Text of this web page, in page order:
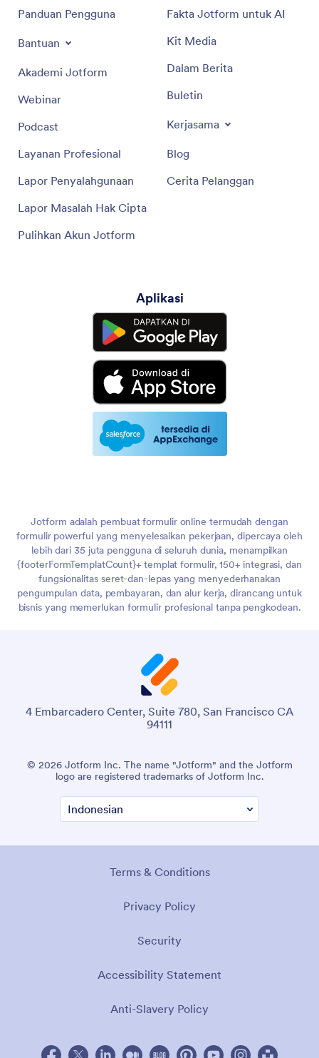
Panduan Pengguna
Bantuan
Akademi Jotform
Webinar
Podcast
Layanan Profesional
Lapor Penyalahgunaan
Lapor Masalah Hak Cipta
Pulihkan Akun Jotform
Fakta Jotform untuk AI
Kit Media
Dalam Berita
Buletin
Kerjasama
Blog
Cerita Pelanggan
Aplikasi
Jotform adalah pembuat formulir online termudah dengan
formulir powerful yang menyelesaikan pekerjaan, dipercaya oleh
lebih dari 35 juta pengguna di seluruh dunia, menampilkan
{footerFormTemplatCount}+ templat formulir, 150+ integrasi, dan
fungsionalitas seret-dan-lepas yang menyederhanakan
pengumpulan data, pembayaran, dan alur kerja, dirancang untuk
bisnis yang memerlukan formulir profesional tanpa pengkodean.
4 Embarcadero Center, Suite 780, San Francisco CA
94111
© 2026 Jotform Inc. The name "Jotform" and the Jotform
logo are registered trademarks of Jotform Inc.
Terms & Conditions
Privacy Policy
Security
Accessibility Statement
Anti-Slavery Policy